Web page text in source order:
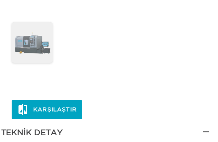
KARŞILAŞTIR
TEKNIK DETAY